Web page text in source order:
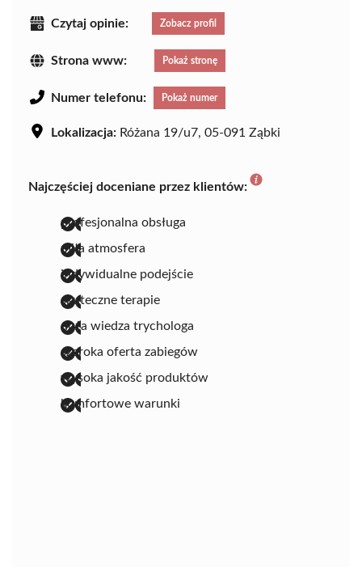
Czytaj opinie: Zobacz profil
Strona www: Pokaż stronę
Numer telefonu: Pokaż numer
Lokalizacja: Różana 19/u7, 05-091 Ząbki
Najczęściej doceniane przez klientów:
profesjonalna obsługa
miła atmosfera
indywidualne podejście
skuteczne terapie
duża wiedza trychologa
szeroka oferta zabiegów
wysoka jakość produktów
komfortowe warunki